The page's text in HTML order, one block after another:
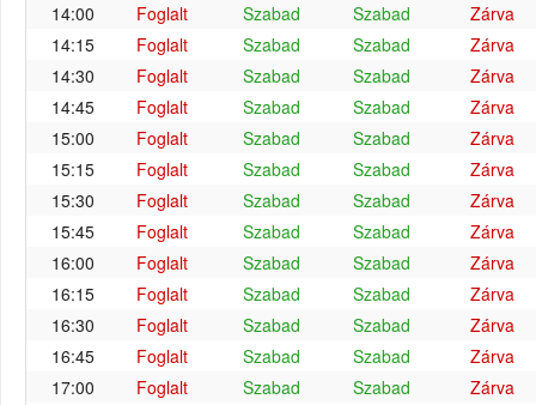
14:00
Foglalt Szabad Szabad
Zárva
14:15
Foglalt Szabad Szabad
Zárva
14:30
Foglalt Szabad Szabad
Zárva
14:45
Foglalt Szabad Szabad
Zárva
15:00
Foglalt Szabad Szabad
Zárva
15:15
Foglalt Szabad Szabad
Zárva
15:30
Foglalt Szabad Szabad
Zárva
15:45
Foglalt Szabad Szabad
Zárva
16:00
Foglalt Szabad Szabad
Zárva
16:15
Foglalt Szabad Szabad
Zárva
16:30
Foglalt Szabad Szabad
Zárva
16:45
Foglalt Szabad Szabad
Zárva
17:00
Foglalt Szabad Szabad
Zárva